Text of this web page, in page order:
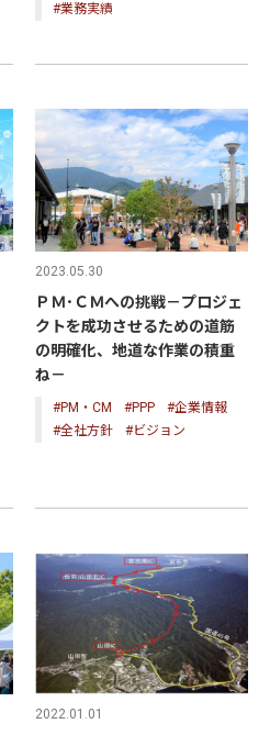
#業務実績
2023.05.30
ＰＭ･ＣＭへの挑戦－プロジェ
クトを成功させるための道筋
の明確化、地道な作業の積重
ね－
#PM・CM #PPP
#企業情報
#全社方針
#ビジョン
2022.01.01